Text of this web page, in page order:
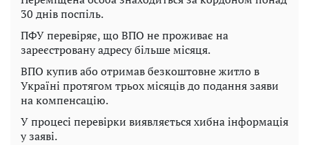
30 днів поспіль.
ПФУ перевіряє, що ВПО не проживає на
зареєстровану адресу більше місяця.
ВПО купив або отримав безкоштовне житло в
Україні протягом трьох місяців до подання заяви
на компенсацію.
У процесі перевірки виявляється хибна інформація
у заяві.